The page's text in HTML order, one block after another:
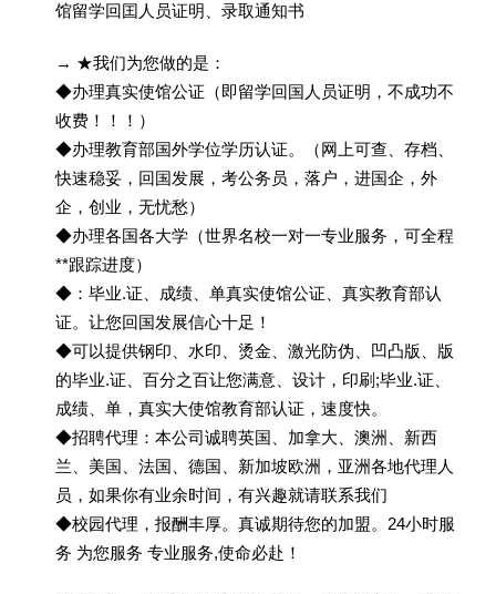
馆留学回囯人员证明、录取通知书
→ ★我们为您做的是：
◆办理真实使馆公证（即留学回国人员证明，不成功不
收费！！！）
◆办理教育部国外学位学历认证。（网上可查、存档、
快速稳妥，回国发展，考公务员，落户，进国企，外
企，创业，无忧愁）
◆办理各国各大学（世界名校一对一专业服务，可全程
**跟踪进度）
◆：毕业.证、成绩、单真实使馆公证、真实教育部认
证。让您回国发展信心十足！
◆可以提供钢印、水印、烫金、激光防伪、凹凸版、版
的毕业.证、百分之百让您满意、设计，印刷;毕业.证、
成绩、单，真实大使馆教育部认证，速度快。
◆招聘代理：本公司诚聘英国、加拿大、澳洲、新西
兰、美国、法国、德国、新加坡欧洲，亚洲各地代理人
员，如果你有业余时间，有兴趣就请联系我们
◆校园代理，报酬丰厚。真诚期待您的加盟。24小时服
务 为您服务 专业服务,使命必赴！